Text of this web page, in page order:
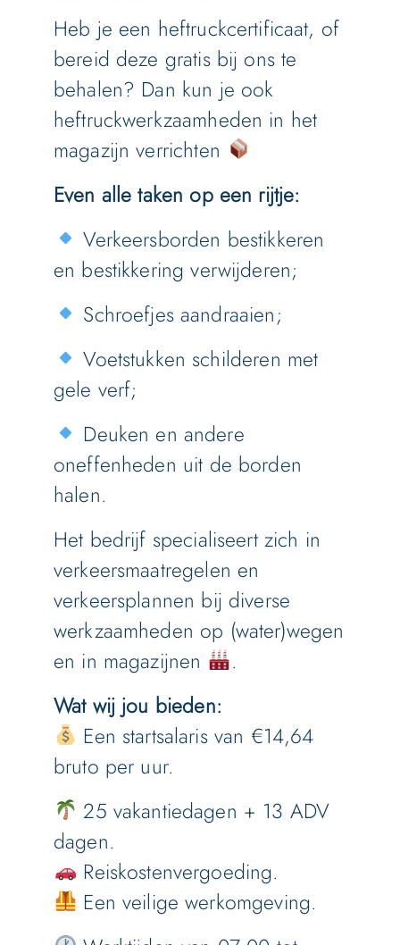
Heb je een heftruckcertificaat, of
bereid deze gratis bij ons te
behalen? Dan kun je ook
heftruckwerkzaamheden in het
magazijn verrichten
Even alle taken op een rijtje:
Verkeersborden bestikkeren
en bestikkering verwijderen;
Schroefjes aandraaien;
Voetstukken schilderen met
gele verf;
Deuken en andere
oneffenheden uit de borden
halen.
Het bedrijf specialiseert zich in
verkeersmaatregelen en
verkeersplannen bij diverse
werkzaamheden op (water)wegen
en in magazijnen
.
Wat wij jou bieden:
Een startsalaris van €14,64
bruto per uur.
25 vakantiedagen + 13 ADV
dagen.
Reiskostenvergoeding.
Een veilige werkomgeving.